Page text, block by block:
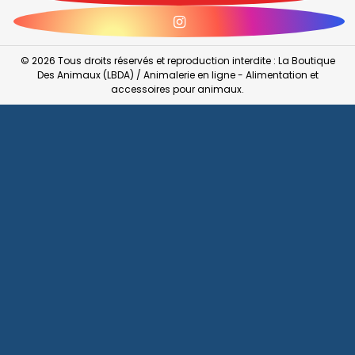
Instagram
© 2026 Tous droits réservés et reproduction interdite : La Boutique
Des Animaux (LBDA) / Animalerie en ligne - Alimentation et
accessoires pour animaux.